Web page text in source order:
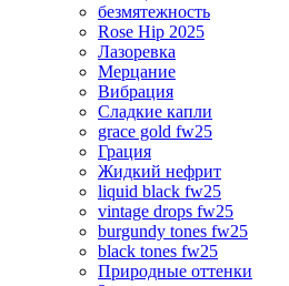
безмятежность
Rose Hip 2025
Лазоревка
Мерцание
Вибрация
Сладкие капли
grace gold fw25
Грация
Жидкий нефрит
liquid black fw25
vintage drops fw25
burgundy tones fw25
black tones fw25
Природные оттенки